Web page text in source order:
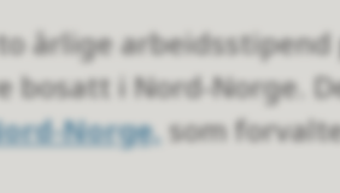
årlige arbeidsstipend
i Nord-Norge.
Norge, som